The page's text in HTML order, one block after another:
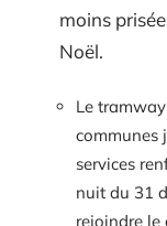
moins
Noël.
Le
communes
services
nuit du 31
rejoindre le